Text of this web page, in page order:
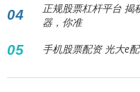
04
正规股票杠杆平台 揭
器，你准
05 手机股票配资 光大e